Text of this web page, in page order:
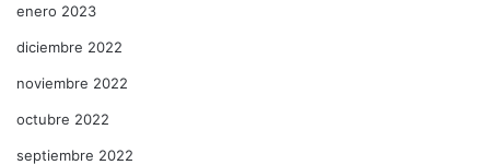
enero 2023
diciembre 2022
noviembre 2022
octubre 2022
septiembre 2022